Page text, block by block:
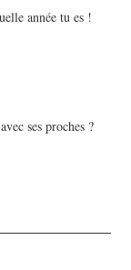
année tu es !
ses proches ?